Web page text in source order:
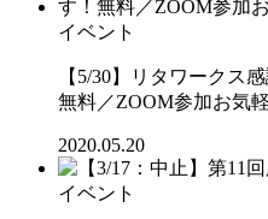
イベント
【5/30】リタワークス
無料／ZOOM参加お気軽
2020.05.20
イベント